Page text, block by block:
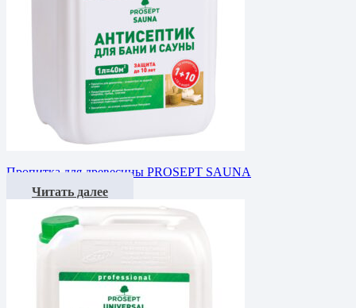
Пропитка для древесины PROSEPT SAUNA
Читать далее